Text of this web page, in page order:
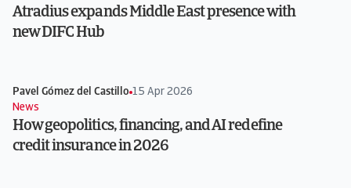
Atradius expands Middle East presence with
new DIFC Hub
Pavel Gómez del Castillo 15 Apr 2026
News
How geopolitics, financing, and AI redefine
credit insurance in 2026